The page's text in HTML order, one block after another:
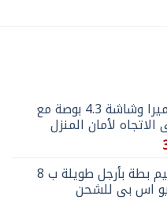
جرس باب لاسلكي بكاميرا وشاشة 4.3 بوصة مع
لأمان المنزل
السعر
هو:
3305 EGP.
وناسة سيليكون بتصميم بطة بأرجل طويلة ب 8
اس بي للشحن